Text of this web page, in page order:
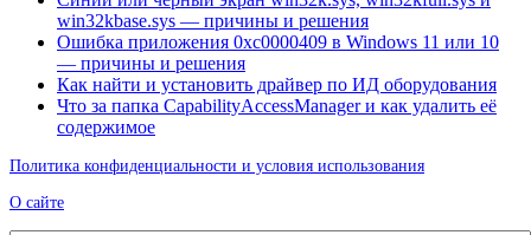
win32kbase.sys — причины и решения
Ошибка приложения 0xc0000409 в Windows 11 или 10
— причины и решения
Как найти и установить драйвер по ИД оборудования
Что за папка CapabilityAccessManager и как удалить её
содержимое
Политика конфиденциальности и условия использования
О сайте